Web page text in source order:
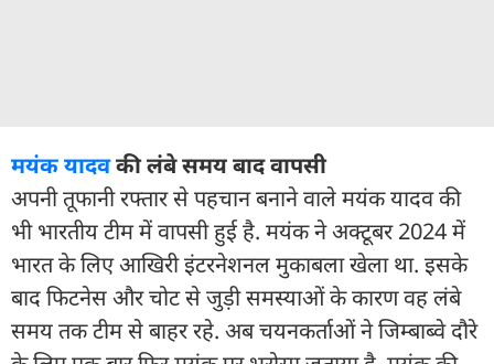
मयंक यादवकी लंबे समय बाद वापसी
अपनी तूफानी रफ्तार से पहचान बनाने वाले मयंक यादव की
भी भारतीय टीम में वापसी हुई है. मयंक ने अक्टूबर 2024 में
भारत के लिए आखिरी इंटरनेशनल मुकाबला खेला था. इसके
बाद फिटनेस और चोट से जुड़ी समस्याओं के कारण वह लंबे
समय तक टीम से बाहर रहे. अब चयनकर्ताओं ने जिम्बाब्वे दौरे